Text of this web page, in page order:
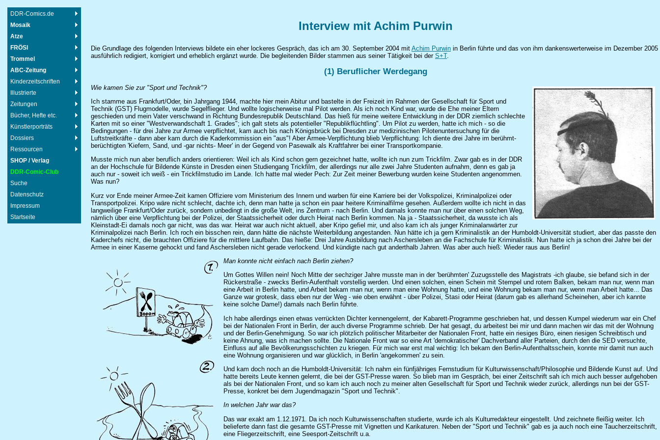
Interview mit Achim Purwin
Die Grundlage des folgenden Interviews bildete ein eher lockeres Gespräch, das ich am 30. September 2004 mit Achim Purwin in Berlin führte und das von ihm dankenswerterweise im Dezember 2005
ausführlich redigiert, korrigiert und erheblich ergänzt wurde. Die begleitenden Bilder stammen aus seiner Tätigkeit bei der S+T.
(1) Beruflicher Werdegang
Wie kamen Sie zur "Sport und Technik"?
Ich stamme aus Frankfurt/Oder, bin Jahrgang 1944, machte hier mein Abitur und bastelte in der Freizeit im Rahmen der Gesellschaft für Sport und
Technik (GST) Flugmodelle, wurde Segelflieger. Und wollte logischerweise mal Pilot werden. Als ich noch Kind war, wurde die Ehe meiner Eltern
geschieden und mein Vater verschwand in Richtung Bundesrepublik Deutschland. Das hieß für meine weitere Entwicklung in der DDR ziemlich schlechte
Karten mit so einer "Westverwandschaft 1. Grades"; ich galt stets als potentieller "Republikflüchtling". Um Pilot zu werden, hatte ich mich - so die
Bedingungen - für drei Jahre zur Armee verpflichtet, kam auch bis nach Königsbrück bei Dresden zur medizinischen Pilotenuntersuchung für die
Luftstreitkräfte - dann aber kam durch die Kaderkommission ein "aus"! Aber Armee-Verpflichtung blieb Verpflichtung: Ich diente drei Jahre im berühmt-
berüchtigten 'Kiefern, Sand, und -gar nichts- Meer' in der Gegend von Pasewalk als Kraftfahrer bei einer Transportkompanie.
Musste mich nun aber beruflich anders orientieren: Weil ich als Kind schon gern gezeichnet hatte, wollte ich nun zum Trickfilm. Zwar gab es in der DDR
an der Hochschule für Bildende Künste in Dresden einen Studiengang Trickfilm, der allerdings nur alle zwei Jahre Studenten aufnahm, denn es gab ja
auch nur - soweit ich weiß - ein Trickfilmstudio im Lande. Ich hatte mal wieder Pech: Zur Zeit meiner Bewerbung wurden keine Studenten angenommen.
Was nun?
Kurz vor Ende meiner Armee-Zeit kamen Offiziere vom Ministerium des Innern und warben für eine Karriere bei der Volkspolizei, Kriminalpolizei oder
Transportpolizei. Kripo wäre nicht schlecht, dachte ich, denn man hatte ja schon ein paar heitere Kriminalfilme gesehen. Außerdem wollte ich nicht in das
langweilige Frankfurt/Oder zurück, sondern unbedingt in die große Welt, ins Zentrum - nach Berlin. Und damals konnte man nur über einen solchen Weg,
nämlich über eine Verpflichtung bei der Polizei, der Staatssicherheit oder durch Heirat nach Berlin kommen. Na ja - Staatssicherheit, da wusste ich als
Kleinstadt-Ei damals noch gar nicht, was das war. Heirat war auch nicht aktuell, aber Kripo gefiel mir, und also kam ich als junger Kriminalanwärter zur
Kriminalpolizei nach Berlin. Ich roch ein bisschen rein, dann hätte die nächste Weiterbildung angestanden. Nun hätte ich ja gern Kriminalistik an der Humboldt-Universität studiert, aber das passte den
Kaderchefs nicht, die brauchten Offiziere für die mittlere Laufbahn. Das hieße: Drei Jahre Ausbildung nach Aschersleben an die Fachschule für Kriminalistik. Nun hatte ich ja schon drei Jahre bei der
Armee in einer Kaserne gehockt und fand Aschersleben nicht gerade verlockend. Und kündigte nach gut anderthalb Jahren. Was aber auch hieß: Wieder raus aus Berlin!
Man konnte nicht einfach nach Berlin ziehen?
Um Gottes Willen nein! Noch Mitte der sechziger Jahre musste man in der 'berühmten' Zuzugsstelle des Magistrats -ich glaube, sie befand sich in der
Rückerstraße - zwecks Berlin-Aufenthalt vorstellig werden. Und einen solchen, einen Schein mit Stempel und rotem Balken, bekam man nur, wenn man
eine Arbeit in Berlin hatte, und Arbeit bekam man nur, wenn man eine Wohnung hatte, und eine Wohnung bekam man nur, wenn man Arbeit hatte... Das
Ganze war grotesk, dass eben nur der Weg - wie oben erwähnt - über Polizei, Stasi oder Heirat (darum gab es allerhand Scheinehen, aber ich kannte
keine solche Dame!) damals nach Berlin führte.
Ich habe allerdings einen etwas verrückten Dichter kennengelernt, der Kabarett-Programme geschrieben hat, und dessen Kumpel wiederum war ein Chef
bei der Nationalen Front in Berlin, der auch diverse Programme schrieb. Der hat gesagt, du arbeitest bei mir und dann machen wir das mit der Wohnung
und der Berlin-Genehmigung. So war ich plötzlich politischer Mitarbeiter der Nationalen Front, hatte ein riesiges Büro, einen riesigen Schreibtisch und
keine Ahnung, was ich machen sollte. Die Nationale Front war so eine Art 'demokratischer' Dachverband aller Parteien, durch den die SED versuchte,
Einfluss auf alle Bevölkerungsschichten zu kriegen. Für mich war erst mal wichtig: Ich bekam den Berlin-Aufenthaltsschein, konnte mir damit nun auch
eine Wohnung organisieren und war glücklich, in Berlin 'angekommen' zu sein.
Und kam doch noch an die Humboldt-Universität: Ich nahm ein fünfjähriges Fernstudium für Kulturwissenschaft/Philosophie und Bildende Kunst auf. Und
hatte bereits Leute kennen gelernt, die bei der GST-Presse waren. So blieb man im Gespräch, bei einer Zeitschrift sah ich mich auch besser aufgehoben
als bei der Nationalen Front, und so kam ich auch noch zu meiner alten Gesellschaft für Sport und Technik wieder zurück, allerdings nun bei der GST-
Presse, konkret bei dem Jugendmagazin "Sport und Technik".
In welchen Jahr war das?
Das war exakt am 1.12.1971. Da ich noch Kulturwissenschaften studierte, wurde ich als Kulturredakteur eingestellt. Und zeichnete fleißig weiter. Ich
belieferte dann fast die gesamte GST-Presse mit Vignetten und Karikaturen. Neben der "Sport und Technik" gab es ja auch noch eine Taucherzeitschrift,
eine Fliegerzeitschrift, eine Seesport-Zeitschrift u.a.
DDR-Comics.de
Mosaik
Atze
FRÖSI
Trommel
ABC-Zeitung
Kinderzeitschriften
Illustrierte
Zeitungen
Bücher, Hefte etc.
Künstlerporträts
Dossiers
Ressourcen
SHOP / Verlag
DDR-Comic-Club
Suche
Datenschutz
Impressum
Startseite